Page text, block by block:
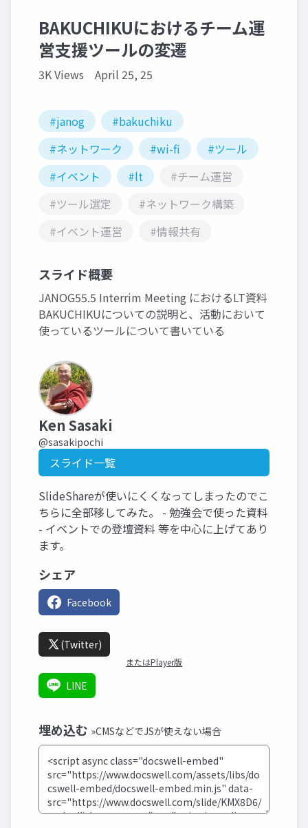
BAKUCHIKUにおけるチーム運
営支援ツールの変遷
3K Views April 25, 25
#janog
#bakuchiku
#ネットワーク
#wi-fi
#ツール
#イベント
#lt
#チーム運営
#ツール選定
#ネットワーク構築
#イベント運営
#情報共有
スライド概要
JANOG55.5 Interrim Meeting におけるLT資料
BAKUCHIKUについての説明と、活動において
使っているツールについて書いている
Ken Sasaki
@sasakipochi
スライド一覧
SlideShareが使いにくくなってしまったのでこ
ちらに全部移してみた。 - 勉強会で使った資料
- イベントでの登壇資料 等を中心に上げてあり
ます。
シェア
Facebook
(Twitter)
またはPlayer版
LINE
埋め込む »CMSなどでJSが使えない場合